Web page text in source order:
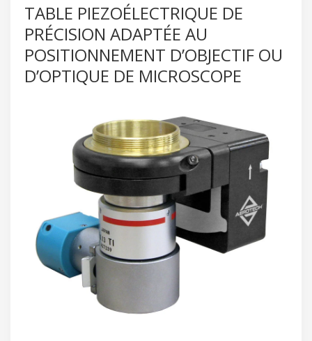
TABLE PIEZOÉLECTRIQUE DE
PRÉCISION ADAPTÉE AU
POSITIONNEMENT D’OBJECTIF OU
D’OPTIQUE DE MICROSCOPE